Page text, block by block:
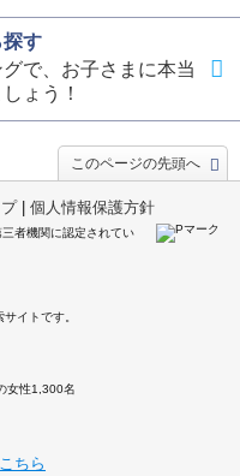
す
で、お子さまに本当
ょう！
このページの先頭へ
| 個人情報保護方針
者機関に認定されてい
イトです。
女性1,300名